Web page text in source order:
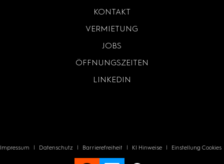
KONTAKT
VERMIETUNG
JOBS
ÖFFNUNGSZEITEN
LINKEDIN
Impressum | Datenschutz | Barrierefreiheit | KI Hinweise | Einstellung Cookies